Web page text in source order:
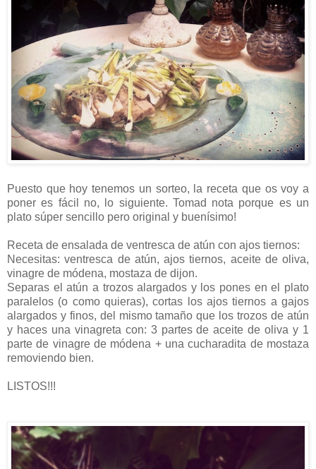
Puesto que hoy tenemos un sorteo, la receta que os voy a
poner es fácil no, lo siguiente. Tomad nota porque es un
plato súper sencillo pero original y buenísimo!
Receta de ensalada de ventresca de atún con ajos tiernos:
Necesitas: ventresca de atún, ajos tiernos, aceite de oliva,
vinagre de módena, mostaza de dijon.
Separas el atún a trozos alargados y los pones en el plato
paralelos (o como quieras), cortas los ajos tiernos a gajos
alargados y finos, del mismo tamaño que los trozos de atún
y haces una vinagreta con: 3 partes de aceite de oliva y 1
parte de vinagre de módena + una cucharadita de mostaza
removiendo bien.
LISTOS!!!